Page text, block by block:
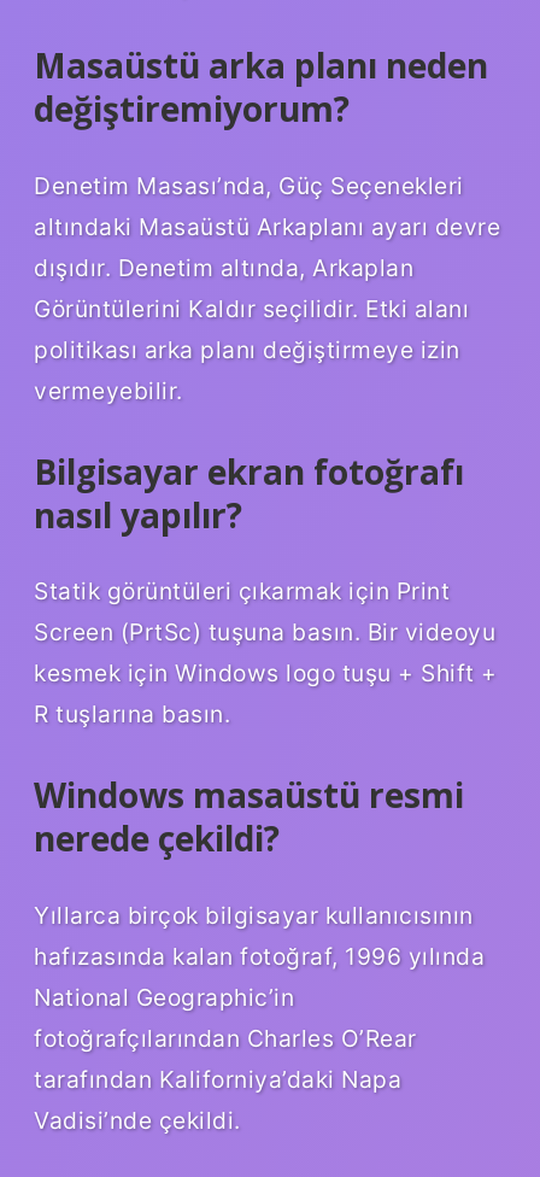
Masaüstü arka planı neden
değiştiremiyorum?
Denetim Masası’nda, Güç Seçenekleri
altındaki Masaüstü Arkaplanı ayarı devre
dışıdır. Denetim altında, Arkaplan
Görüntülerini Kaldır seçilidir. Etki alanı
politikası arka planı değiştirmeye izin
vermeyebilir.
Bilgisayar ekran fotoğrafı
nasıl yapılır?
Statik görüntüleri çıkarmak için Print
Screen (PrtSc) tuşuna basın. Bir videoyu
kesmek için Windows logo tuşu + Shift +
R tuşlarına basın.
Windows masaüstü resmi
nerede çekildi?
Yıllarca birçok bilgisayar kullanıcısının
hafızasında kalan fotoğraf, 1996 yılında
National Geographic’in
fotoğrafçılarından Charles O’Rear
tarafından Kaliforniya’daki Napa
Vadisi’nde çekildi.